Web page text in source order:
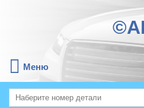
Меню